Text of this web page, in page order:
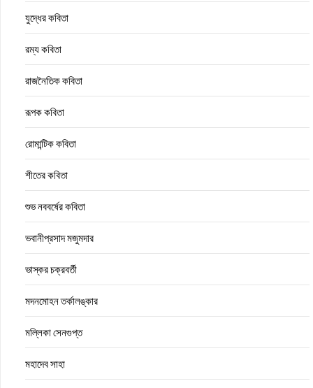
যুদ্ধের কবিতা
রম্য কবিতা
রাজনৈতিক কবিতা
রূপক কবিতা
রোমান্টিক কবিতা
শীতের কবিতা
শুভ নববর্ষের কবিতা
ভবানীপ্রসাদ মজুমদার
ভাস্কর চক্রবর্তী
মদনমোহন তর্কালঙ্কার
মল্লিকা সেনগুপ্ত
মহাদেব সাহা